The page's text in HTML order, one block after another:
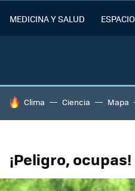
MEDICINA Y SALUD ESPACIO
HOY SE HABLA DE
Clima Ciencia Mapa
¡Peligro, ocupas!